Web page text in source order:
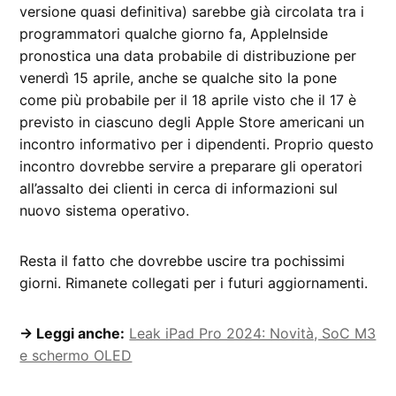
versione quasi definitiva) sarebbe già circolata tra i
programmatori qualche giorno fa, AppleInside
pronostica una data probabile di distribuzione per
venerdì 15 aprile, anche se qualche sito la pone
come più probabile per il 18 aprile visto che il 17 è
previsto in ciascuno degli Apple Store americani un
incontro informativo per i dipendenti. Proprio questo
incontro dovrebbe servire a preparare gli operatori
all’assalto dei clienti in cerca di informazioni sul
nuovo sistema operativo.
Resta il fatto che dovrebbe uscire tra pochissimi
giorni. Rimanete collegati per i futuri aggiornamenti.
→ Leggi anche: Leak iPad Pro 2024: Novità, SoC M3
e schermo OLED